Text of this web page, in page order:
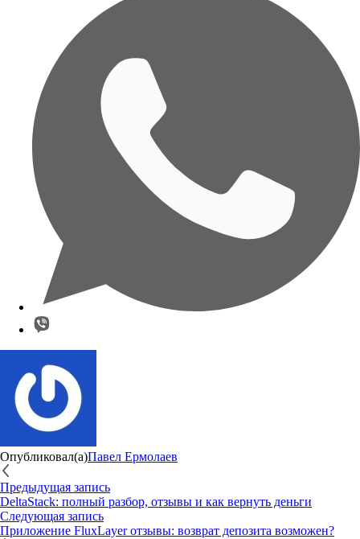
Опубликовал(а)Павел Ермолаев
Предыдущая запись
DeltaStack: полный разбор, отзывы и как вернуть деньги
Следующая запись
Приложение FluxLayer отзывы: возврат депозита возможен?